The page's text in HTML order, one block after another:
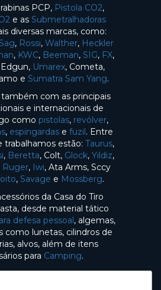
PCP, Pistola CO2,
e as Submetralhadoras
diversas marcas, como:
, Rossi, Walther, Heckler
, KWC, Beeman, SIG, FX,
Umarex, Cometa,
e Sumatra Sam Yang.
também com as principais
e internacionais de
como pistolas, revólver,
, espingardas e fuzil . Entre
trabalhamos estão: Taurus,
, Beretta, Colt, Glock, Yildiz,
Ruger, Iwi, Ata Arms, Sccy
, Savage e Mossberg.
da Casa do Tiro
desde material tático
defesa pessoal , algemas,
como lunetas, cilindros de
alvos, além de itens
para Camping.